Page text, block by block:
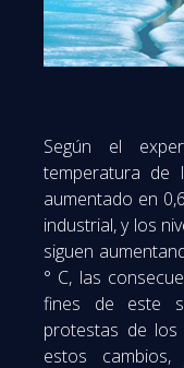
Según el
temperatura de
aumentado en
industrial, y los
siguen
° C, las
fines de este
protestas de los
estos